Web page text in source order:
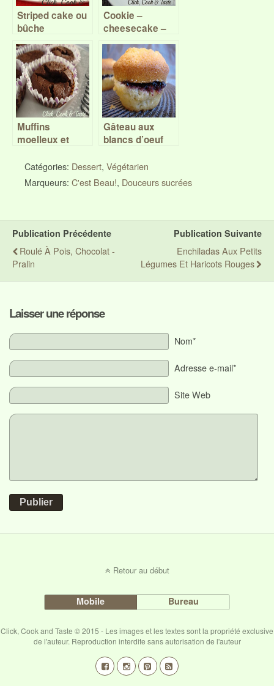
Striped cake ou
bûche
renversée,
orange –
chocolat, Battle
food #26
Cookie –
cheesecake –
Battle food #18
Muffins
moelleux et
chocolat
Gâteau aux
blancs d’oeuf
Catégories: Dessert, Végétarien
Marqueurs: C'est Beau!, Douceurs sucrées
Publication Précédente
Roulé À Pois, Chocolat -
Pralin
Publication Suivante
Enchiladas Aux Petits
Légumes Et Haricots Rouges
Laisser une réponse
Nom*
Adresse e-mail*
Site Web
Publier
Retour au début
Mobile Bureau
Click, Cook and Taste © 2015 - Les images et les textes sont la propriété exclusive
de l'auteur. Reproduction interdite sans autorisation de l'auteur